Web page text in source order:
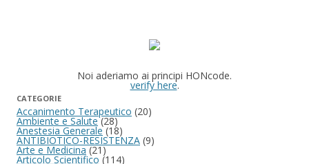
Noi aderiamo ai principi HONcode.
verify here.
CATEGORIE
Accanimento Terapeutico (20)
Ambiente e Salute(28)
Anestesia Generale(18)
ANTIBIOTICO-RESISTENZA (9)
Arte e Medicina(21)
Articolo Scientifico (114)